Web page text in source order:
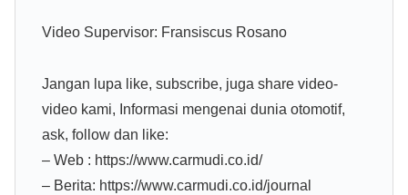
Video Supervisor: Fransiscus Rosano
Jangan lupa like, subscribe, juga share video-
video kami, Informasi mengenai dunia otomotif,
ask, follow dan like:
– Web : https://www.carmudi.co.id/
– Berita: https://www.carmudi.co.id/journal